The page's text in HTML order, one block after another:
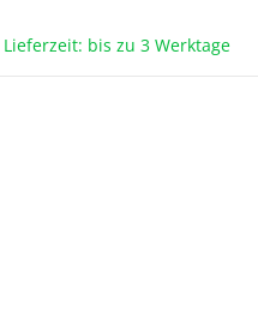
Lieferzeit: bis zu 3 Werktage